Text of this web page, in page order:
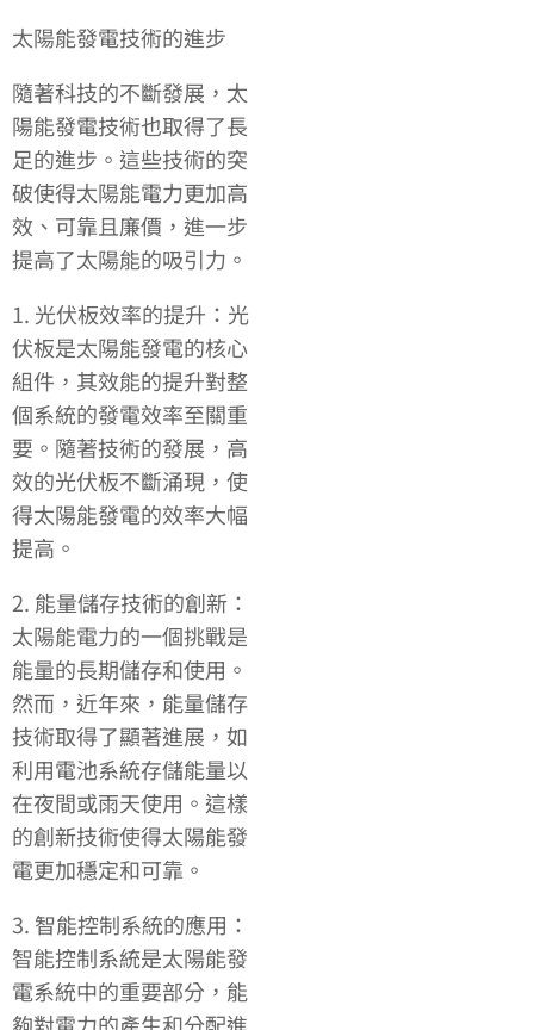
太陽能發電技術的進步
隨著科技的不斷發展，太
陽能發電技術也取得了長
足的進步。這些技術的突
破使得太陽能電力更加高
效、可靠且廉價，進一步
提高了太陽能的吸引力。
1. 光伏板效率的提升：光
伏板是太陽能發電的核心
組件，其效能的提升對整
個系統的發電效率至關重
要。隨著技術的發展，高
效的光伏板不斷涌現，使
得太陽能發電的效率大幅
提高。
2. 能量儲存技術的創新：
太陽能電力的一個挑戰是
能量的長期儲存和使用。
然而，近年來，能量儲存
技術取得了顯著進展，如
利用電池系統存儲能量以
在夜間或雨天使用。這樣
的創新技術使得太陽能發
電更加穩定和可靠。
3. 智能控制系統的應用：
智能控制系統是太陽能發
電系統中的重要部分，能